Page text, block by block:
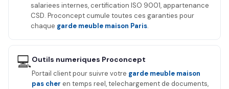
salariees internes, certification ISO 9001, appartenance
CSD. Proconcept cumule toutes ces garanties pour
chaque garde meuble maison Paris.
💻Outils numeriques Proconcept
Portail client pour suivre votre garde meuble maison
pas cher en temps reel, telechargement de documents,